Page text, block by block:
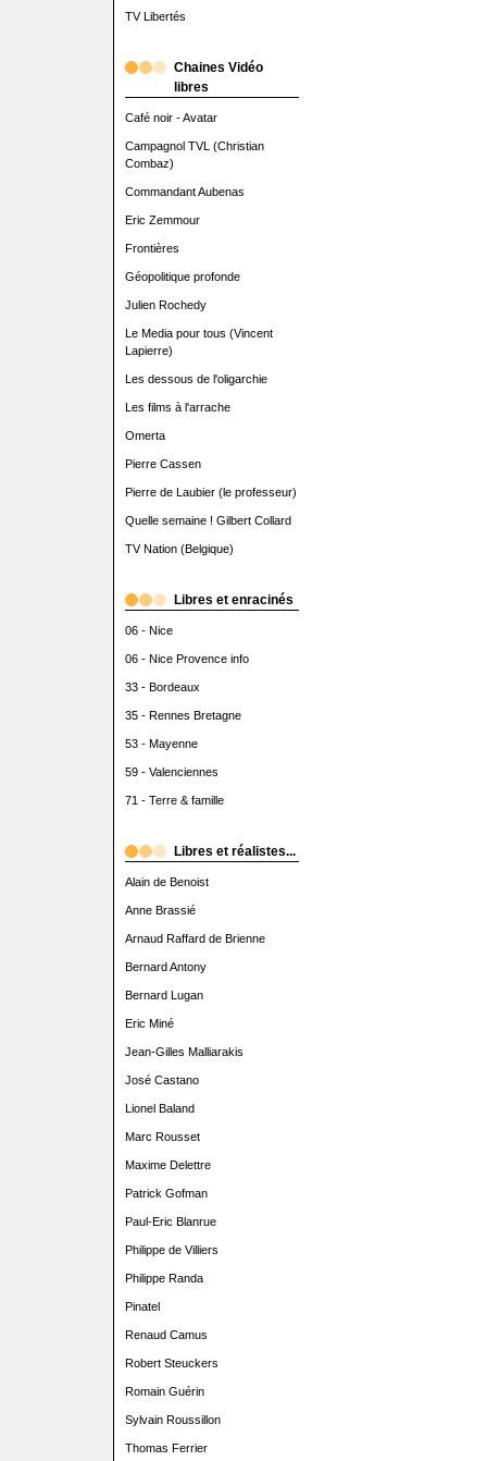
TV Libertés
Chaines Vidéo
libres
Café noir - Avatar
Campagnol TVL (Christian
Combaz)
Commandant Aubenas
Eric Zemmour
Frontières
Géopolitique profonde
Julien Rochedy
Le Media pour tous (Vincent
Lapierre)
Les dessous de l'oligarchie
Les films à l'arrache
Omerta
Pierre Cassen
Pierre de Laubier (le professeur)
Quelle semaine ! Gilbert Collard
TV Nation (Belgique)
Libres et enracinés
06 - Nice
06 - Nice Provence info
33 - Bordeaux
35 - Rennes Bretagne
53 - Mayenne
59 - Valenciennes
71 - Terre & famille
Libres et réalistes...
Alain de Benoist
Anne Brassié
Arnaud Raffard de Brienne
Bernard Antony
Bernard Lugan
Eric Miné
Jean-Gilles Malliarakis
José Castano
Lionel Baland
Marc Rousset
Maxime Delettre
Patrick Gofman
Paul-Eric Blanrue
Philippe de Villiers
Philippe Randa
Pinatel
Renaud Camus
Robert Steuckers
Romain Guérin
Sylvain Roussillon
Thomas Ferrier